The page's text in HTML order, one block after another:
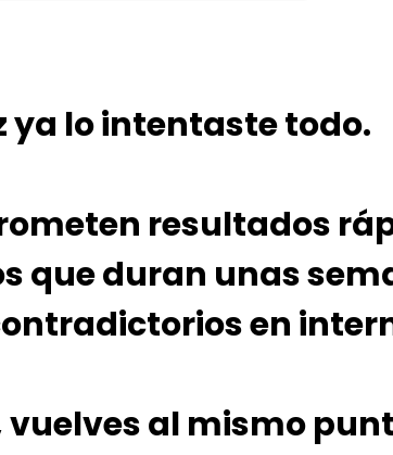
ya lo intentaste todo.
resultados
que duran unas
en
vuelves al mismo